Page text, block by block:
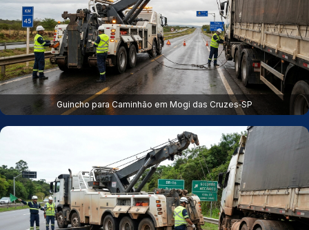
Guincho para Caminhão em Mogi das Cruzes‑SP